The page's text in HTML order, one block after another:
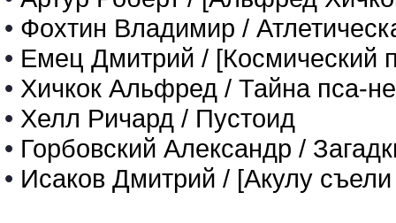
• Фохтин Владимир /
• Емец Дмитрий / [Космический
• Хичкок Альфред / Тайна пса-
• Хелл Ричард / Пустоид
• Горбовский Александр /
• Исаков Дмитрий / [Акулу